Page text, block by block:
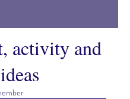
activity and